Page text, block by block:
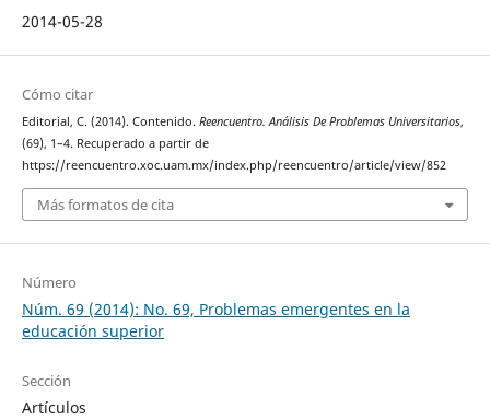
2014-05-28
Cómo citar
Editorial, C. (2014). Contenido. Reencuentro. Análisis De Problemas Universitarios,
(69), 1–4. Recuperado a partir de
https://reencuentro.xoc.uam.mx/index.php/reencuentro/article/view/852
Más formatos de cita
Número
Núm. 69 (2014): No. 69, Problemas emergentes en la
educación superior
Sección
Artículos